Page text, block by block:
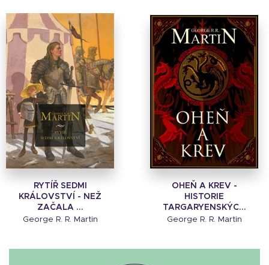
RYTÍŘ SEDMI
KRÁLOVSTVÍ - NEŽ
ZAČALA ...
George R. R. Martin
OHEŇ A KREV -
HISTORIE
TARGARYENSKÝC...
George R. R. Martin